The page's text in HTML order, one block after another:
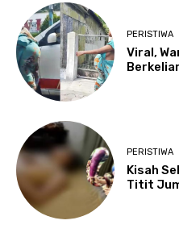
PERISTIWA
Viral,
PERISTIWA
Kisah
Titit